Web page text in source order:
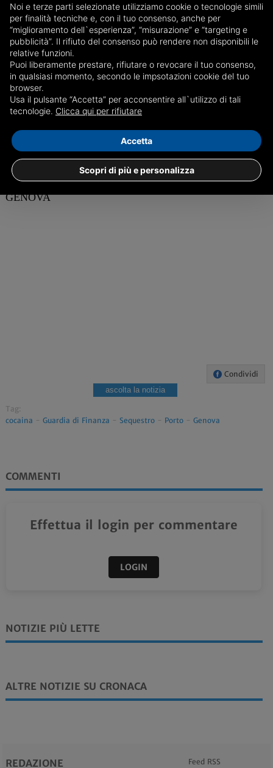
collaborato le autorità francesi, è stata coordinata dalla
Direzione distrettuale antimafia e antiterrorismo della
Procura di Genova.
La cocaina era destinato alla camorra. È l'ipotesi
investigativa su cui lavorano gli investigatori.
c.s.
GENOVA
Condividi
ascolta la notizia
Tag:
cocaina - Guardia di Finanza - Sequestro- Porto- Genova
COMMENTI
Effettua il login per commentare
LOGIN
NOTIZIE PIÙ LETTE
ALTRE NOTIZIE SU CRONACA
REDAZIONE Feed RSS
Noi e terze parti selezionate utilizziamo cookie o tecnologie simili
per finalità tecniche e, con il tuo consenso, anche per
“miglioramento dell`esperienza”, “misurazione” e “targeting e
pubblicità”. Il rifiuto del consenso può rendere non disponibili le
relative funzioni.
Puoi liberamente prestare, rifiutare o revocare il tuo consenso,
in qualsiasi momento, secondo le impsotazioni cookie del tuo
browser.
Usa il pulsante “Accetta” per acconsentire all`utilizzo di tali
tecnologie. Clicca qui per rifiutare
Scopri di più e personalizza
Accetta